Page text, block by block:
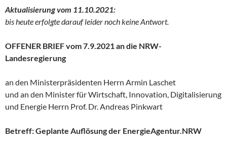
Aktualisierung vom 11.10.2021:
bis heute erfolgte darauf leider noch keine Antwort.
OFFENER BRIEF vom 7.9.2021 an die NRW-
Landesregierung
an den Ministerpräsidenten Herrn Armin Laschet
und an den Minister für Wirtschaft, Innovation, Digitalisierung
und Energie Herrn Prof. Dr. Andreas Pinkwart
Betreff: Geplante Auflösung der EnergieAgentur.NRW